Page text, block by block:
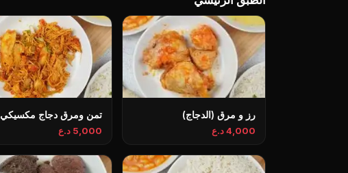
رز و مرق (الدجاج)
4,000 د.ع
تمن ومرق دجاج مكسيكي
5,000 د.ع